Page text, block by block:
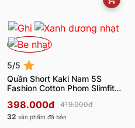
5/5
Quần Short Kaki Nam 5S
Fashion Cotton Phom Slimfit
398.000đ
419.000đ
32 sản phẩm đã bán